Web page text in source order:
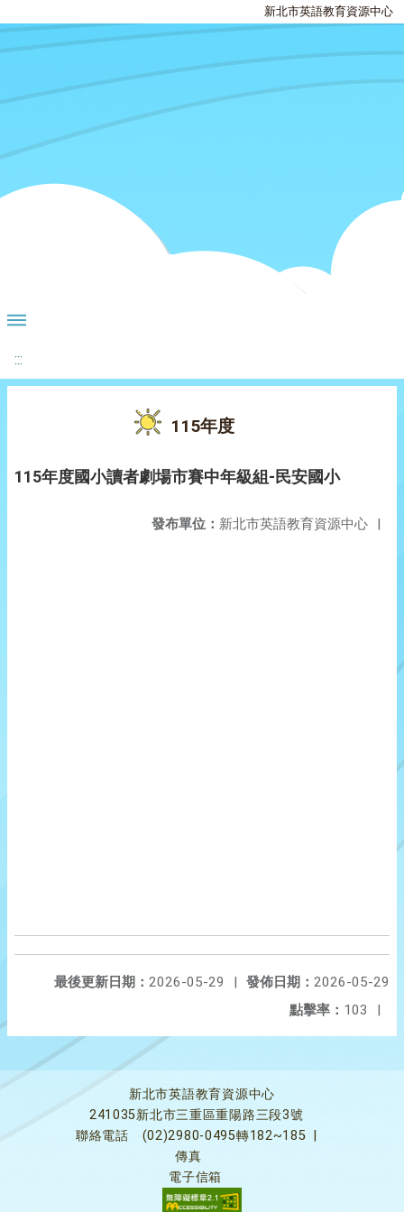
新北市英語教育資源中心
:::
115年度
115年度國小讀者劇場市賽中年級組-民安國小
發布單位： 新北市英語教育資源中心 |
發佈日期： 2026-05-29
最後更新日期： 2026-05-29
|
點擊率： 103 |
新北市英語教育資源中心
241035新北市三重區重陽路三段3號
聯絡電話
(02)2980-0495轉182~185
傳真
電子信箱